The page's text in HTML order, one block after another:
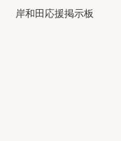
岸和田応援掲示板